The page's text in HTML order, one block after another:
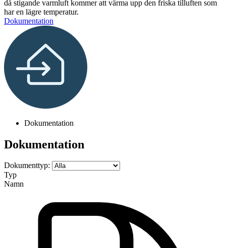
då stigande varmluft kommer att värma upp den friska tilluften som
har en lägre temperatur.
Dokumentation
Dokumentation
Dokumentation
Dokumenttyp:
Typ
Namn